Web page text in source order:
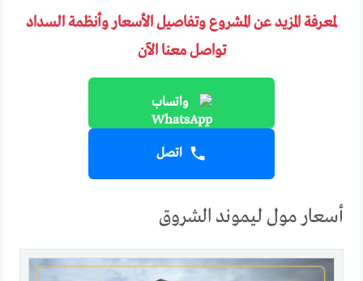
لمعرفة المزيد عن المشروع وتفاصيل الأسعار وأنظمة السداد
تواصل معنا الآن
واتساب
اتصل
أسعار مول ليموند الشروق